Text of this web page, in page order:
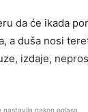
da će ikada
a duša nosi
izdaje,
nastavlja nakon oglasa